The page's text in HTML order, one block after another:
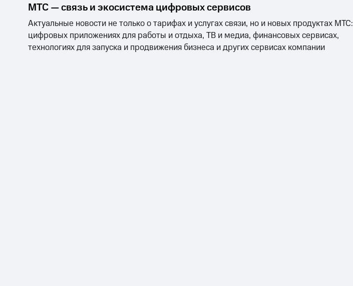
МТС — связь и экосистема цифровых сервисов
Актуальные новости не только о тарифах и услугах связи, но и новых продуктах МТС:
цифровых приложениях для работы и отдыха, ТВ и медиа, финансовых сервисах,
технологиях для запуска и продвижения бизнеса и других сервисах компании